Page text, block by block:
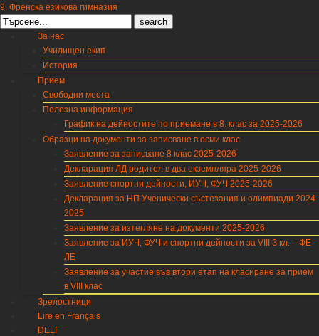
9. Френска езикова гимназия
Search
За нас
Училищен екип
История
Прием
Свободни места
Полезна информация
График на дейностите по приемане в 8. клас за 2025-2026
Образци на документи за записване в осми клас
Заявление за записване 8 клас 2025-2026
Декларация ЛД родител в два екземпляра 2025-2026
Заявление спортни дейности, ИУЧ, ФУЧ 2025-2026
Декларация за НП Ученически състезания и олимпиади 2024-
2025
Заявление за изтегляне на документи 2025-2026
Заявление за ИУЧ, ФУЧ и спортни дейности за VIII З кл. – ФЕ-
ЛЕ
Заявление за участие във втори етап на класиране за прием
в VIII клас
Зрелостници
Lire en Français
DELF